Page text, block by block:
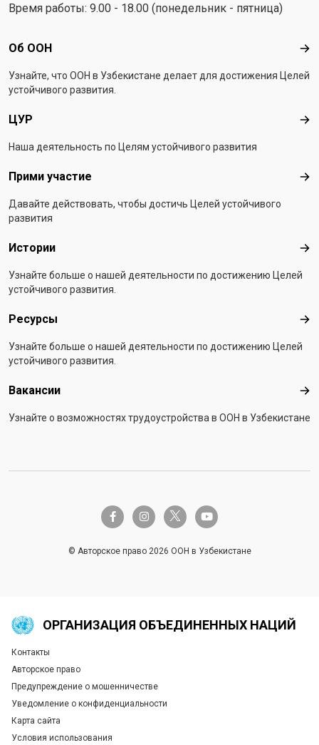
Время работы: 9.00 - 18.00 (понедельник - пятница)
Footer menu
Об ООН Об
Узнайте, что ООН в Узбекистанe делает для достижения Целей
устойчивого развития.
ЦУР
Наша деятельность по Целям устойчивого развития
Прими участие
Давайте действовать, чтобы достичь Целей устойчивого
развития
Истории
Узнайте больше о нашей деятельности по достижению Целей
устойчивого развития.
Ресурсы
Узнайте больше о нашей деятельности по достижению Целей
устойчивого развития.
Вакансии
Узнайте о возможностях трудоустройства в ООН в Узбекистане
facebook-finstagramtwitter-x youtube
© Авторское право 2026 ООН в Узбекистане
ОРГАНИЗАЦИЯ ОБЪЕДИНЕННЫХ НАЦИЙ
Global U.N. menu
Контакты
Авторское право
Предупреждение о мошенничестве
Уведомление о конфиденциальности
Карта сайта
Условия использования